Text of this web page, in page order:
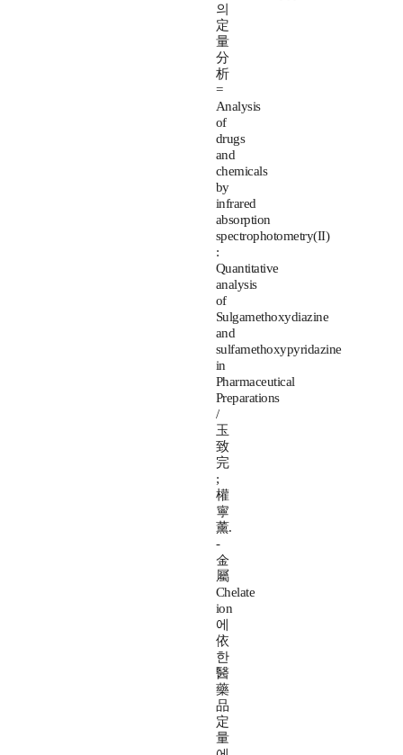
의
定
量
分
析
=
Analysis
of
drugs
and
chemicals
by
infrared
absorption
spectrophotometry(II)
:
Quantitative
analysis
of
Sulgamethoxydiazine
and
sulfamethoxypyridazine
in
Pharmaceutical
Preparations
/
玉
致
完
;
權
寧
薰.
-
金
屬
Chelate
ion
에
依
한
醫
藥
品
定
量